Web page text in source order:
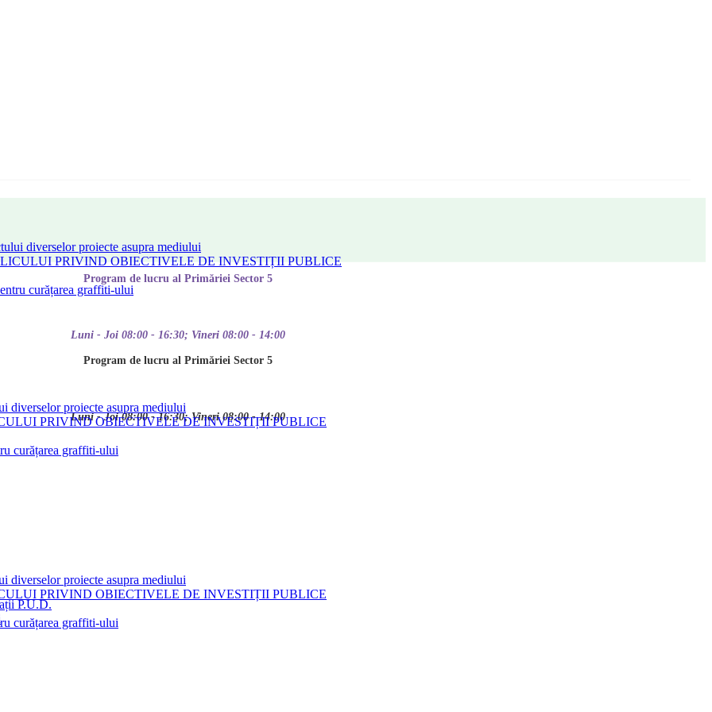
diverselor proiecte asupra mediului
PRIVIND OBIECTIVELE DE INVESTIȚII PUBLICE
curățarea graffiti-ului
P.U.D.
Program de lucru al Primăriei Sector 5
Luni - Joi 08:00 - 16:30; Vineri 08:00 - 14:00
Program de lucru al Primăriei Sector 5
Luni - Joi 08:00 - 16:30; Vineri 08:00 - 14:00
diverselor proiecte asupra mediului
PRIVIND OBIECTIVELE DE INVESTIȚII PUBLICE
curățarea graffiti-ului
diverselor proiecte asupra mediului
PRIVIND OBIECTIVELE DE INVESTIȚII PUBLICE
curățarea graffiti-ului